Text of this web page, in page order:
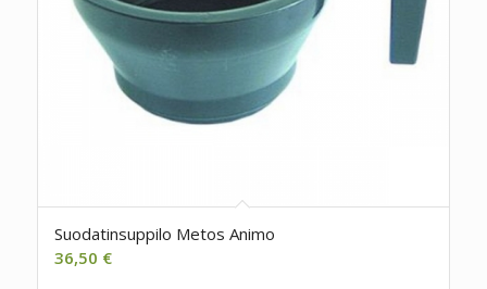
Suodatinsuppilo Metos Animo
36,50 €